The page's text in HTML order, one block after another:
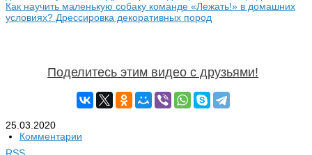
Как научить маленькую собаку команде «Лежать!» в домашних
условиях? Дрессировка декоративных пород
Поделитесь этим видео с друзьями!
25.03.2020
Комментарии